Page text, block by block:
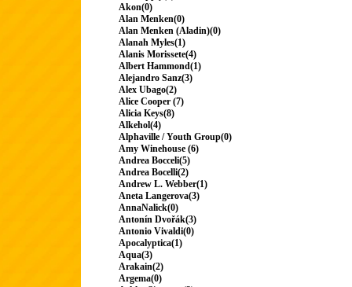
Akon(0)
Alan Menken(0)
Alan Menken (Aladin)(0)
Alanah Myles(1)
Alanis Morissete(4)
Albert Hammond(1)
Alejandro Sanz(3)
Alex Ubago(2)
Alice Cooper (7)
Alicia Keys(8)
Alkehol(4)
Alphaville / Youth Group(0)
Amy Winehouse (6)
Andrea Bocceli(5)
Andrea Bocelli(2)
Andrew L. Webber(1)
Aneta Langerova(3)
AnnaNalick(0)
Antonín Dvořák(3)
Antonio Vivaldi(0)
Apocalyptica(1)
Aqua(3)
Arakain(2)
Argema(0)